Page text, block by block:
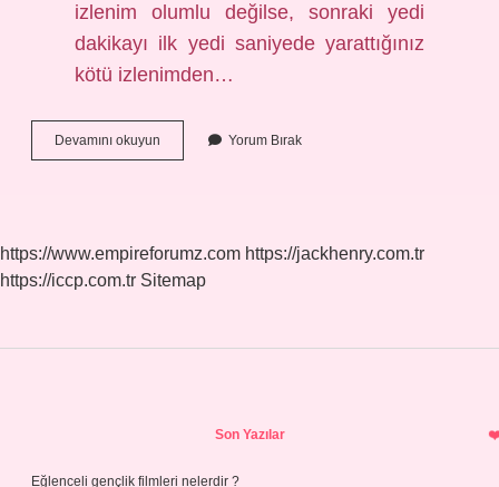
izlenim olumlu değilse, sonraki yedi
dakikayı ilk yedi saniyede yarattığınız
kötü izlenimden…
Devamını okuyun
Saniye
Yorum Bırak
https://www.empireforumz.com https://jackhenry.com.tr
https://iccp.com.tr Sitemap
Son Yazılar
Eğlenceli gençlik filmleri nelerdir ?